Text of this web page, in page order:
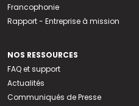
Francophonie
Rapport - Entreprise à mission
NOS RESSOURCES
FAQ et support
Actualités
Communiqués de Presse